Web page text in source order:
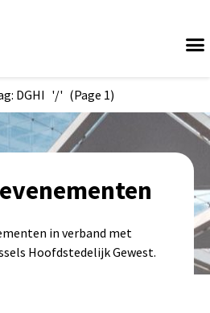
venster)
DGHI (Page 1)
in verband met
Hoofdstedelijk Gewest.